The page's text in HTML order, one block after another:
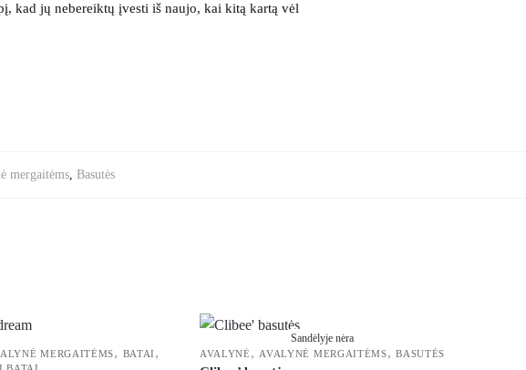
kad jų nebereiktų įvesti iš naujo, kai kitą kartą vėl
mergaitėms, Basutės
MERGAITĖMS, BATAI ,
Sandėlyje nėra
AVALYNĖ , AVALYNĖ MERGAITĖMS,BASUTĖS